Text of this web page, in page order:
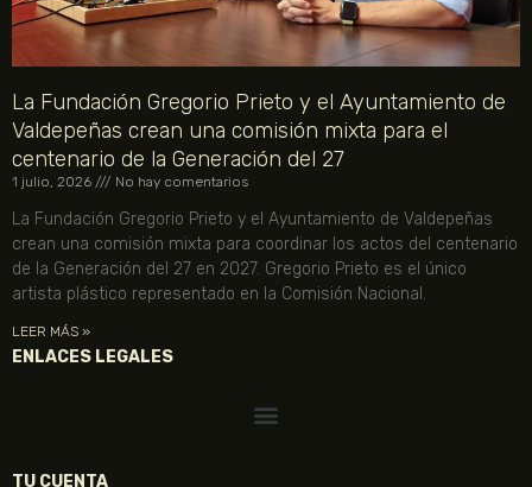
La Fundación Gregorio Prieto y el Ayuntamiento de
Valdepeñas crean una comisión mixta para el
centenario de la Generación del 27
1 julio, 2026 No hay comentarios
La Fundación Gregorio Prieto y el Ayuntamiento de Valdepeñas
crean una comisión mixta para coordinar los actos del centenario
de la Generación del 27 en 2027. Gregorio Prieto es el único
artista plástico representado en la Comisión Nacional.
LEER MÁS »
ENLACES LEGALES
TU CUENTA